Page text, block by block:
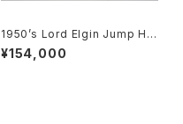
1950’s Lord Elgin Jump Ho
ur Watch "Chevron"
¥154,000